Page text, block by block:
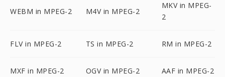
WEBM in MPEG-2 M4V in MPEG-2
MKV in MPEG-
2
FLV in MPEG-2 TS in MPEG-2 RM in MPEG-2
MXF in MPEG-2 OGV in MPEG-2 AAF in MPEG-2